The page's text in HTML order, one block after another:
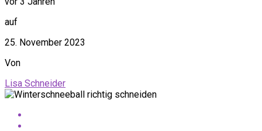
auf
25. November 2023
Von
Lisa Schneider